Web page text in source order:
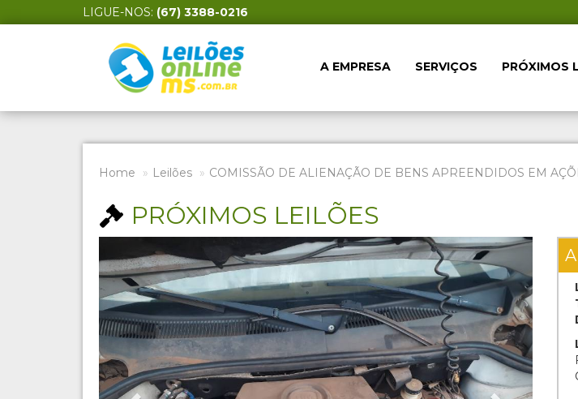
LIGUE-NOS: (67) 3388-0216
A EMPRESA SERVIÇOS PRÓXIMOS
Home Leilões COMISSÃO DE ALIENAÇÃO DE BENS APREENDIDOS EM
PRÓXIMOS LEILÕES
Previous Next